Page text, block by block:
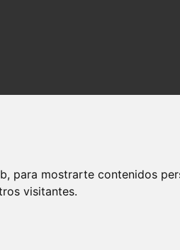
para mostrarte contenidos
visitantes.